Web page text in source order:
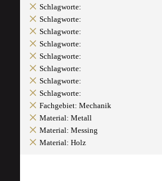
Schlagworte:
Schlagworte:
Schlagworte:
Schlagworte:
Schlagworte:
Schlagworte:
Schlagworte:
Schlagworte:
Fachgebiet: Mechanik
Material: Metall
Material: Messing
Material: Holz